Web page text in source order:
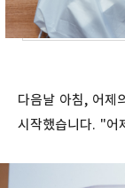
다음날 아침, 어제
시작했습니다. "어